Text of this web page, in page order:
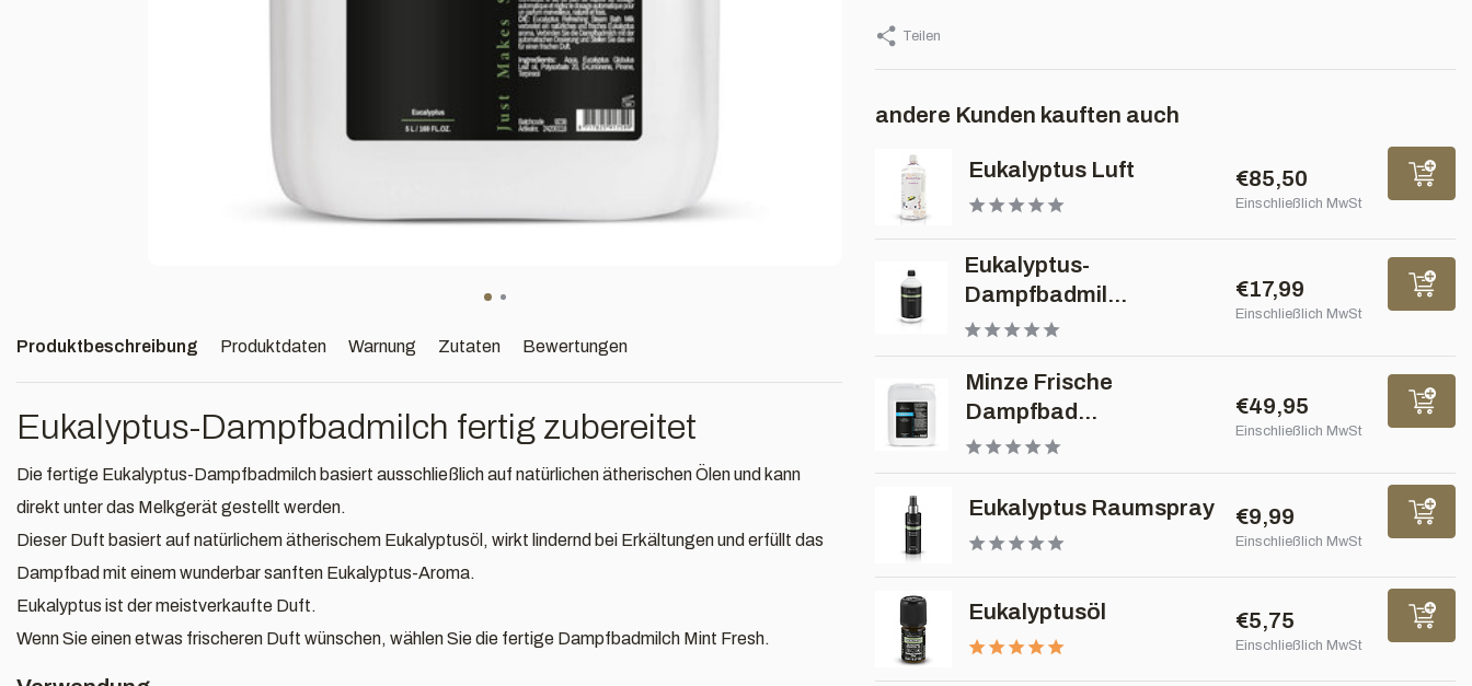
Produktbeschreibung Produktdaten Warnung Zutaten Bewertungen
Eukalyptus-Dampfbadmilch fertig zubereitet
Die fertige Eukalyptus-Dampfbadmilch basiert ausschließlich auf natürlichen ätherischen Ölen und kann
direkt unter das Melkgerät gestellt werden.
Dieser Duft basiert auf natürlichem ätherischem Eukalyptusöl, wirkt lindernd bei Erkältungen und erfüllt das
Dampfbad mit einem wunderbar sanften Eukalyptus-Aroma.
Eukalyptus ist der meistverkaufte Duft.
Wenn Sie einen etwas frischeren Duft wünschen, wählen Sie die fertige Dampfbadmilch Mint Fresh.
Teilen
andere Kunden kauften auch
Eukalyptus Luft €85,50
Einschließlich MwSt
Eukalyptus-
Dampfbadmil...
€17,99
Einschließlich MwSt
Minze Frische
Dampfbad...
€49,95
Einschließlich MwSt
Eukalyptus Raumspray €9,99
Einschließlich MwSt
Eukalyptusöl €5,75
Einschließlich MwSt